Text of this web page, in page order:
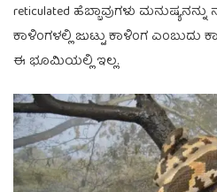
reticulated ಹೆಬ್ಬಾವುಗಳು
ಕಾಳಿಂಗಳಲ್ಲಿ ಜುಟ್ಟು ಕಾಳಿಂಗ ಎಂಬುದು
ಈ ಭೂಮಿಯಲ್ಲಿ ಇಲ್ಲ.